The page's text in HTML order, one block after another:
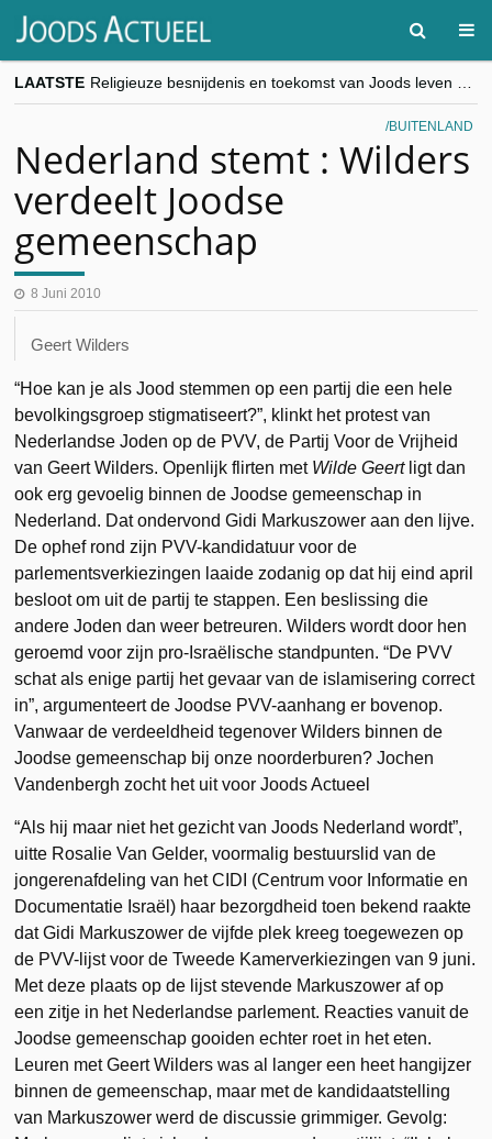
LAATSTE
“Besnijdenisdebat toont hoe moeilijk seculiere Westen minderheden begrijpt”, Jinnih Beels (Vooruit)
CITYTRIP | ROEMENIË – Boekarest: de verrassing van Oost-Europa
goKosher lanceert nieuwe website en samenwerking met Mishpacha voor kosher travel en simchas wereldwijd
BUITENLAND
Nederland stemt : Wilders
verdeelt Joodse
gemeenschap
8 Juni 2010
Geert Wilders
“Hoe kan je als Jood stemmen op een partij die een hele
bevolkingsgroep stigmatiseert?”, klinkt het protest van
Nederlandse Joden op de PVV, de Partij Voor de Vrijheid
van Geert Wilders. Openlijk flirten met Wilde Geertligt dan
ook erg gevoelig binnen de Joodse gemeenschap in
Nederland. Dat ondervond Gidi Markuszower aan den lijve.
De ophef rond zijn PVV-kandidatuur voor de
parlementsverkiezingen laaide zodanig op dat hij eind april
besloot om uit de partij te stappen. Een beslissing die
andere Joden dan weer betreuren. Wilders wordt door hen
geroemd voor zijn pro-Israëlische standpunten. “De PVV
schat als enige partij het gevaar van de islamisering correct
in”, argumenteert de Joodse PVV-aanhang er bovenop.
Vanwaar de verdeeldheid tegenover Wilders binnen de
Joodse gemeenschap bij onze noorderburen? Jochen
Vandenbergh zocht het uit voor Joods Actueel
“Als hij maar niet het gezicht van Joods Nederland wordt”,
uitte Rosalie Van Gelder, voormalig bestuurslid van de
jongerenafdeling van het CIDI (Centrum voor Informatie en
Documentatie Israël) haar bezorgdheid toen bekend raakte
dat Gidi Markuszower de vijfde plek kreeg toegewezen op
de PVV-lijst voor de Tweede Kamerverkiezingen van 9 juni.
Met deze plaats op de lijst stevende Markuszower af op
een zitje in het Nederlandse parlement. Reacties vanuit de
Joodse gemeenschap gooiden echter roet in het eten.
Leuren met Geert Wilders was al langer een heet hangijzer
binnen de gemeenschap, maar met de kandidaatstelling
van Markuszower werd de discussie grimmiger. Gevolg: